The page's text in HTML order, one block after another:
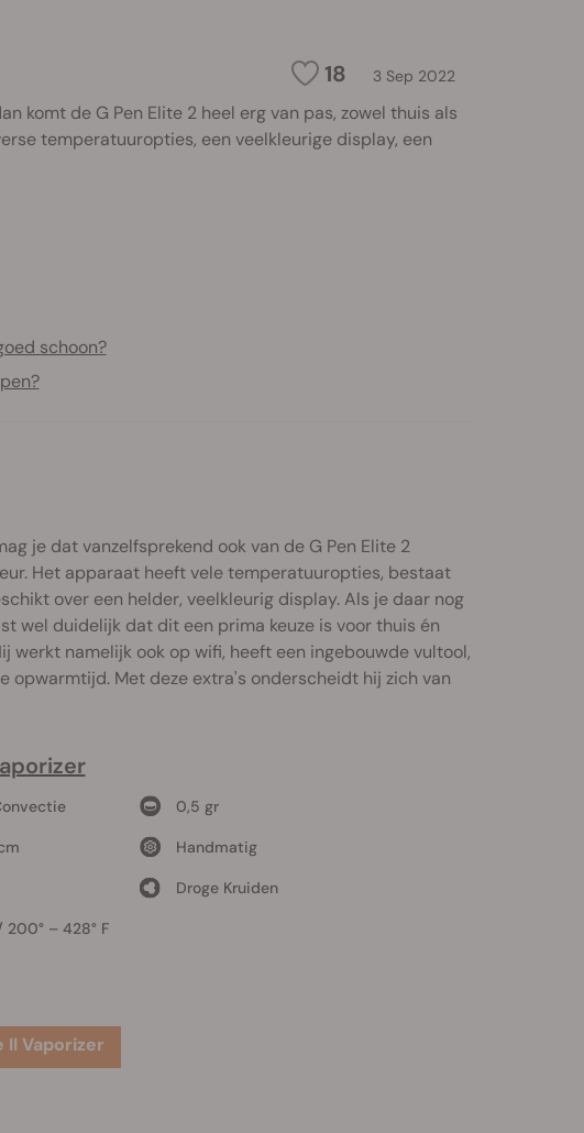
18 3 Sep 2022
komt de G Pen Elite 2 heel erg van pas, zowel thuis als
temperatuuropties, een veelkleurige display, een
schoon?
je dat vanzelfsprekend ook van de G Pen Elite 2
Het apparaat heeft vele temperatuuropties, bestaat
over een helder, veelkleurig display. Als je daar nog
wel duidelijk dat dit een prima keuze is voor thuis én
werkt namelijk ook op wifi, heeft een ingebouwde vultool,
Met deze extra's onderscheidt hij zich van
200° – 428° F
0,5 gr
Handmatig
Droge Kruiden
II Vaporizer